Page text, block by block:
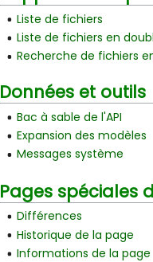
Liste de fichiers
Liste de fichiers en
Recherche de fichiers
Données et outils
Bac à sable de l'API
Expansion des modèles
Messages système
Pages spéciales
Différences
Historique de la page
Informations de la page